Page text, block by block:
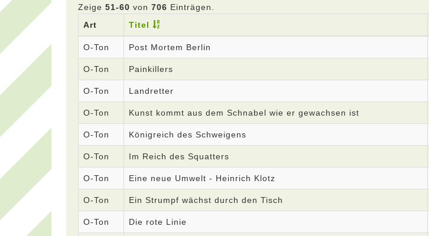
Zeige 51-60 von 706 Einträgen.
Art
Titel
O-Ton Post Mortem Berlin
O-Ton Painkillers
O-Ton Landretter
O-Ton Kunst kommt aus dem Schnabel wie er gewachsen ist
O-Ton Königreich des Schweigens
O-Ton Im Reich des Squatters
O-Ton Eine neue Umwelt - Heinrich Klotz
O-Ton Ein Strumpf wächst durch den Tisch
O-Ton Die rote Linie